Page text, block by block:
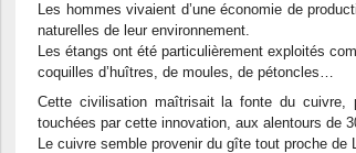
Les hommes vivaient d’une économie de
naturelles de leur environnement.
Les étangs ont été particulièrement exploités
coquilles d’huîtres, de moules, de pétoncles…
Cette civilisation maîtrisait la fonte du cuivre,
touchées par cette innovation, aux alentours de
Le cuivre semble provenir du gîte tout proche